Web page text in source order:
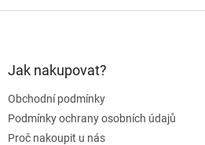
Jak nakupovat?
Obchodní podmínky
Podmínky ochrany osobních údajů
Proč nakoupit u nás